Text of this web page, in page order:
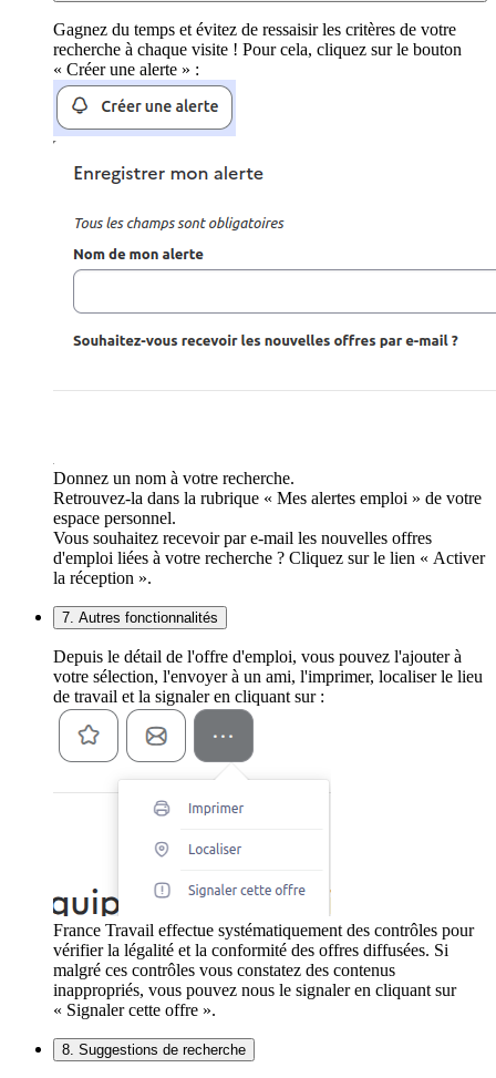
Gagnez du temps et évitez de ressaisir les critères de votre
recherche à chaque visite ! Pour cela, cliquez sur le bouton
« Créer une alerte » :
Donnez un nom à votre recherche.
Retrouvez-la dans la rubrique « Mes alertes emploi » de votre
espace personnel.
Vous souhaitez recevoir par e-mail les nouvelles offres
d'emploi liées à votre recherche ? Cliquez sur le lien « Activer
la réception ».
7. Autres fonctionnalités
Depuis le détail de l'offre d'emploi, vous pouvez l'ajouter à
votre sélection, l'envoyer à un ami, l'imprimer, localiser le lieu
de travail et la signaler en cliquant sur :
France Travail effectue systématiquement des contrôles pour
vérifier la légalité et la conformité des offres diffusées. Si
malgré ces contrôles vous constatez des contenus
inappropriés, vous pouvez nous le signaler en cliquant sur
« Signaler cette offre ».
8. Suggestions de recherche